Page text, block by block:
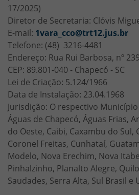
17/2025)
Diretor de Secretaria: Clóvis
E-mail: 1vara_cco@trt12.jus.br
Telefone: (48) 3216-4481
Endereço: Rua Rui Barbosa, nº
CEP: 89.801-040 - Chapecó - SC
Lei de Criação: 5.124/1966
Data de Instalação: 23.04.1968
Jurisdição: O respectivo
Águas de Chapecó, Águas Frias,
do Oeste, Caibi, Caxambu do Sul,
Coronel Freitas, Cunhataí,
Modelo, Nova Erechim, Nova
Pinhalzinho, Planalto Alegre,
Saudades, Serra Alta, Sul Brasil e